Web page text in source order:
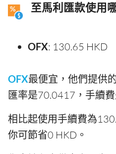
至馬利匯款使用
OFX: 130.65 HKD
OFX最便宜，他們提供
匯率是70.0417，手續
相比起使用手續費為
你可節省0 HKD。